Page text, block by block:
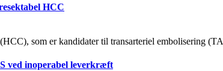
HCC
som er kandidater til transarteriel embolisering
ved inoperabel leverkræft